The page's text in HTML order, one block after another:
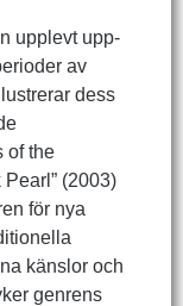
upplevt upp-
av
dess
of the
(2003)
för nya
känslor och
genrens